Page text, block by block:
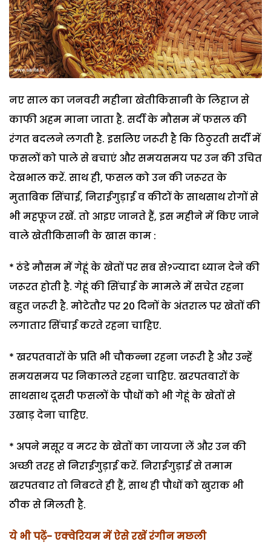
नए साल का जनवरी महीना खेतीकिसानी के लिहाज से
काफी अहम माना जाता है. सर्दी के मौसम में फसल की
रंगत बदलने लगती है. इसलिए जरूरी है कि ठिठुरती सर्दी में
फसलों को पाले से बचाएं और समयसमय पर उन की उचित
देखभाल करें. साथ ही, फसल को उन की जरूरत के
मुताबिक सिंचाई, निराईगुड़ाई व कीटों के साथसाथ रोगों से
भी महफूज रखें. तो आइए जानते हैं, इस महीने में किए जाने
वाले खेतीकिसानी के खास काम :
* ठंडे मौसम में गेहूं के खेतों पर सब से?ज्यादा ध्यान देने की
जरूरत होती है. गेहूं की सिंचाई के मामले में सचेत रहना
बहुत जरूरी है. मोटेतौर पर 20 दिनों के अंतराल पर खेतों की
लगातार सिंचाई करते रहना चाहिए.
* खरपतवारों के प्रति भी चौकन्ना रहना जरूरी है और उन्हें
समयसमय पर निकालते रहना चाहिए. खरपतवारों के
साथसाथ दूसरी फसलों के पौधों को भी गेहूं के खेतों से
उखाड़ देना चाहिए.
* अपने मसूर व मटर के खेतों का जायजा लें और उन की
अच्छी तरह से निराईगुड़ाई करें. निराईगुड़ाई से तमाम
खरपतवार तो निबटते ही हैं, साथ ही पौधों को खुराक भी
ठीक से मिलती है.
ये भी पढ़ें- एक्वेरियम में ऐसे रखें रंगीन मछली